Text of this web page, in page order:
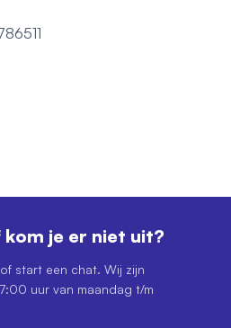
kom je er niet uit?
start een chat. Wij zijn
uur van maandag t/m